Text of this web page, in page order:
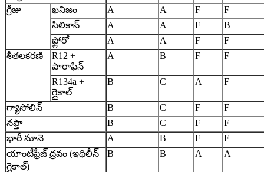
గ్రీజు
ఖనిజం A A F
F
సిలికాన్
A A F
B
ఫ్లోరో
A A F
F
శీతలకరణి
R12 +
పారాఫిన్
A B F F
R134a +
గ్లైకాల్
B C A F
గ్యాసోలిన్ B C F
F
నఫ్తా
B C F
F
భారీ నూనె
A B F
F
యాంటీఫ్రీజ్ ద్రవం (ఇథిలీన్
గ్లైకాల్)
B B A A